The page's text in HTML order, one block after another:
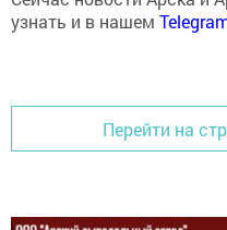
узнать и в нашем
Перейти на